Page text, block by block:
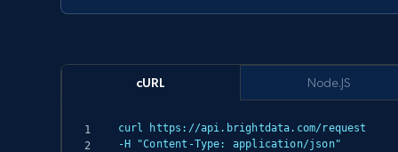
cURL
curl https://api.brightdata.com/request
-H "Content-Type: application/json"
Node.JS